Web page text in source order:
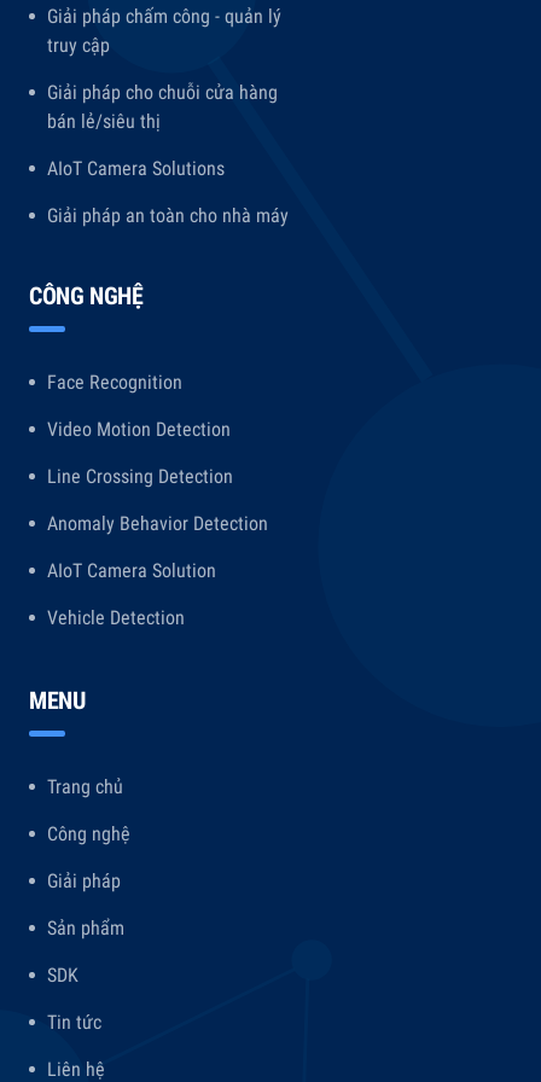
Giải pháp chấm công - quản lý
truy cập
Giải pháp cho chuỗi cửa hàng
bán lẻ/siêu thị
AIoT Camera Solutions
Giải pháp an toàn cho nhà máy
CÔNG NGHỆ
Face Recognition
Video Motion Detection
Line Crossing Detection
Anomaly Behavior Detection
AIoT Camera Solution
Vehicle Detection
MENU
Trang chủ
Công nghệ
Giải pháp
Sản phẩm
SDK
Tin tức
Liên hệ